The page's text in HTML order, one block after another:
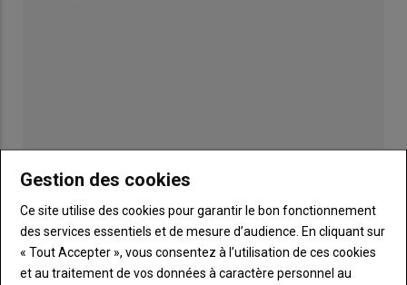
Publicité
Gestion des cookies
Ce site utilise des cookies pour garantir le bon fonctionnement
des services essentiels et de mesure d’audience. En cliquant sur
« Tout Accepter », vous consentez à l’utilisation de ces cookies
et au traitement de vos données à caractère personnel au